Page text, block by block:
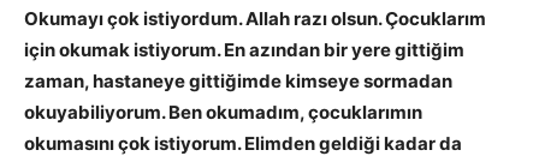
Okumayı çok istiyordum. Allah razı olsun. Çocuklarım
için okumak istiyorum. En azından bir yere gittiğim
zaman, hastaneye gittiğimde kimseye sormadan
okuyabiliyorum. Ben okumadım, çocuklarımın
okumasını çok istiyorum. Elimden geldiği kadar da